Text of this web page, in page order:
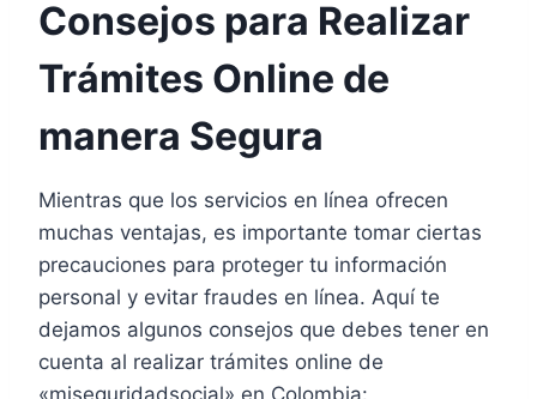
Consejos para Realizar
Trámites Online de
manera Segura
Mientras que los servicios en línea ofrecen
muchas ventajas, es importante tomar ciertas
precauciones para proteger tu información
personal y evitar fraudes en línea. Aquí te
dejamos algunos consejos que debes tener en
cuenta al realizar trámites online de
«miseguridadsocial» en Colombia: